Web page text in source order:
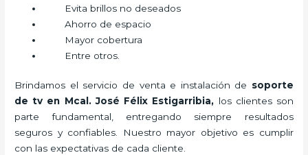
Evita brillos no deseados
Ahorro de espacio
Mayor cobertura
Entre otros.
Brindamos el servicio de venta e instalación de soporte
de tv en Mcal. José Félix Estigarribia, los clientes son
parte fundamental, entregando siempre resultados
seguros y confiables. Nuestro mayor objetivo es cumplir
con las expectativas de cada cliente.